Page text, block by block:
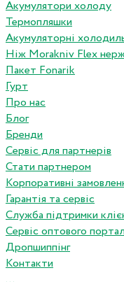
Акумулятори холоду
Термопляшки
Акумуляторні
Ніж Morakniv Flex
Пакет Fonarik
Гурт
Про нас
Блог
Бренди
Сервіс для партнерів
Стати партнером
Корпоративні
Гарантія та сервіс
Служба підтримки
Сервіс оптового
Дропшиппінг
Контакти